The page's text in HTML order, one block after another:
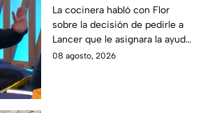
Ramahá en la pasada
gala de salvación de
MasterChef 24/7
La cocinera habló con Flor
sobre la decisión de pedirle a
Lancer que le asignara la ayuda
de Ramahá y no la de Daniela
08 agosto, 2026